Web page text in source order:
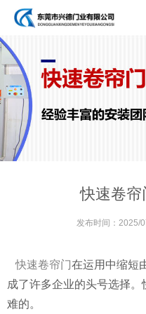
快速卷帘
发布时间： 2025/
快速卷帘门在运用中缩短
成了许多企业的头号选择
难的。